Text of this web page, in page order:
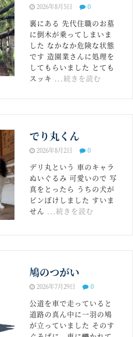
2026年8月5日 0
裏にある 先代住職のお墓
に倒木が乗ってしまいま
した なかなか危険な状態
です 造園業さんに処理を
してもらいました とても
スッキ
...続きを読む
でり丸くん
2026年8月2日 0
デリ丸という 車のキャラ
ぬいぐるみ 可愛いので 写
真をとったら うちの犬が
ピンぼけしました すいま
せん
...続きを読む
鳩のつがい
2026年7月29日 0
公道を車で走っていると
道路の真ん中に一羽の鳩
が立っていました そのす